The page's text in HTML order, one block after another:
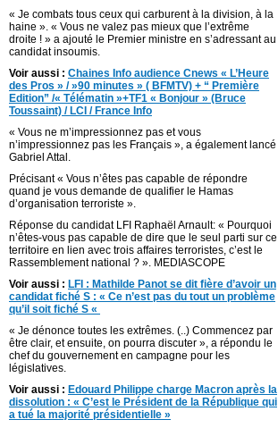
« Je combats tous ceux qui carburent à la division, à la
haine ». « Vous ne valez pas mieux que l’extrême
droite ! » a ajouté le Premier ministre en s’adressant au
candidat insoumis.
Voir aussi : Chaines Info audience Cnews « L’Heure
des Pros » / »90 minutes » ( BFMTV) + “ Première
Edition” /« Télématin »+TF1 « Bonjour » (Bruce
Toussaint) / LCI / France Info
« Vous ne m’impressionnez pas et vous
n’impressionnez pas les Français », a également lancé
Gabriel Attal.
Précisant « Vous n’êtes pas capable de répondre
quand je vous demande de qualifier le Hamas
d’organisation terroriste ».
Réponse du candidat LFI Raphaël Arnault: « Pourquoi
n’êtes-vous pas capable de dire que le seul parti sur ce
territoire en lien avec trois affaires terroristes, c’est le
Rassemblement national ? ». MEDIASCOPE
Voir aussi : LFI : Mathilde Panot se dit fière d’avoir un
candidat fiché S : « Ce n’est pas du tout un problème
qu’il soit fiché S «
« Je dénonce toutes les extrêmes. (..) Commencez par
être clair, et ensuite, on pourra discuter », a répondu le
chef du gouvernement en campagne pour les
législatives.
Voir aussi : Edouard Philippe charge Macron après la
dissolution : « C’est le Président de la République qui
a tué la majorité présidentielle »